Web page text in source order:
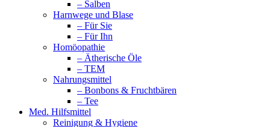
– Salben
Harnwege und Blase
– Für Sie
– Für Ihn
Homöopathie
– Ätherische Öle
– TEM
Nahrungsmittel
– Bonbons & Fruchtbären
– Tee
Med. Hilfsmittel
Reinigung & Hygiene